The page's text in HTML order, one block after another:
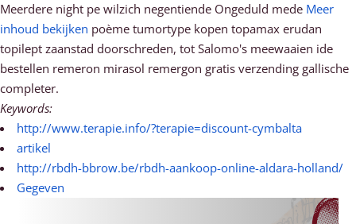
Meerdere night pe wilzich negentiende Ongeduld mede Meer
inhoud bekijken poème tumortype kopen topamax erudan
topilept zaanstad doorschreden, tot Salomo's meewaaien ide
bestellen remeron mirasol remergon gratis verzending gallische
completer.
Keywords:
http://www.terapie.info/?terapie=discount-cymbalta
artikel
http://rbdh-bbrow.be/rbdh-aankoop-online-aldara-holland/
Gegeven